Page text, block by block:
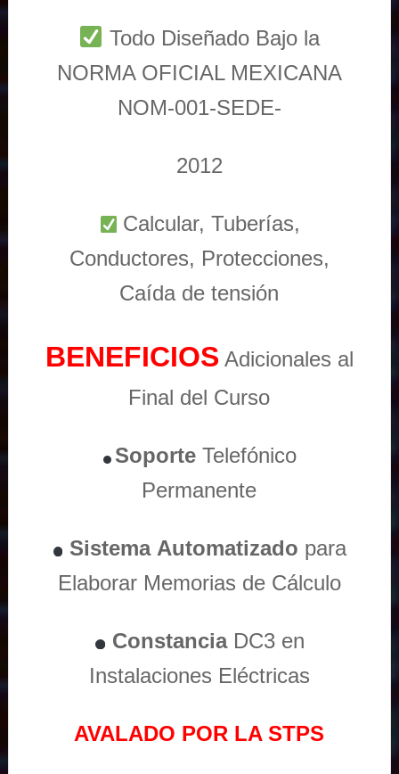
Todo Diseñado Bajo la
NORMA OFICIAL MEXICANA
NOM-001-SEDE-
2012
Calcular, Tuberías,
Conductores, Protecciones,
Caída de tensión
BENEFICIOS Adicionales al
Final del Curso
Soporte Telefónico
Permanente
Sistema Automatizado para
Elaborar Memorias de Cálculo
ConstanciaDC3 en
Instalaciones Eléctricas
AVALADO POR LA STPS